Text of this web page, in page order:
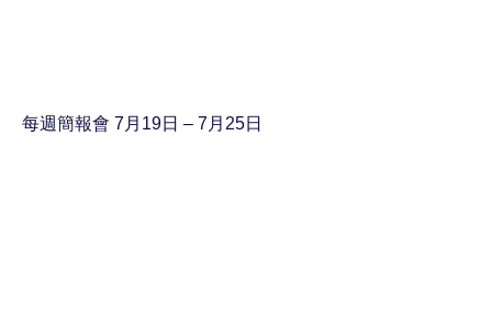
每週簡報會 7月19日 – 7月25日